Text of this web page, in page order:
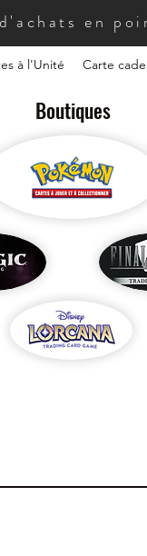
en
à l'Unité Carte
Boutiques